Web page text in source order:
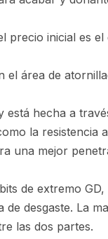
precio inicial es
área de
está hecha a
la resistencia
una mejor
de extremo
desgaste. La
las dos partes.